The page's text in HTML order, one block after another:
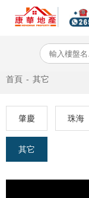
首頁 - 其它
肇慶 珠海
其它